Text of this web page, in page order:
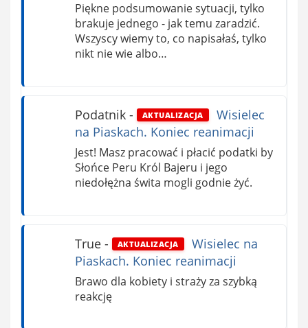
Piękne podsumowanie sytuacji, tylko
brakuje jednego - jak temu zaradzić.
Wszyscy wiemy to, co napisałaś, tylko
nikt nie wie albo…
Podatnik- AKTUALIZACJA
Wisielec
na Piaskach. Koniec reanimacji
Jest! Masz pracować i płacić podatki by
Słońce Peru Król Bajeru i jego
niedołężna świta mogli godnie żyć.
True- AKTUALIZACJA
Wisielec na
Piaskach. Koniec reanimacji
Brawo dla kobiety i straży za szybką
reakcję